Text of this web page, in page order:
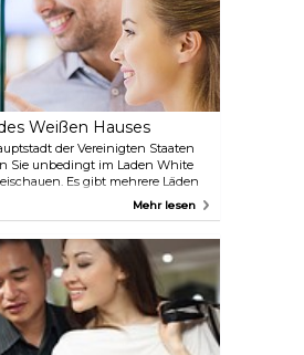
Weißen Hauses
der Vereinigten Staaten
Sie unbedingt im Laden White
Es gibt mehrere Läden
der Hauptladen befindet sich in
Ort für Sie!
Mehr lesen